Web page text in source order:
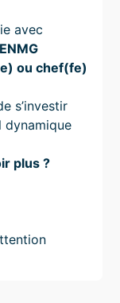
avec
ou chef(fe)
s’investir
dynamique
plus ?